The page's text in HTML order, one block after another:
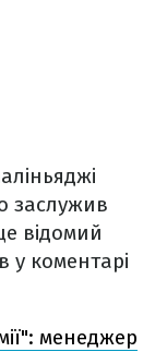
заслужив
відомий
у коментарі
менеджер